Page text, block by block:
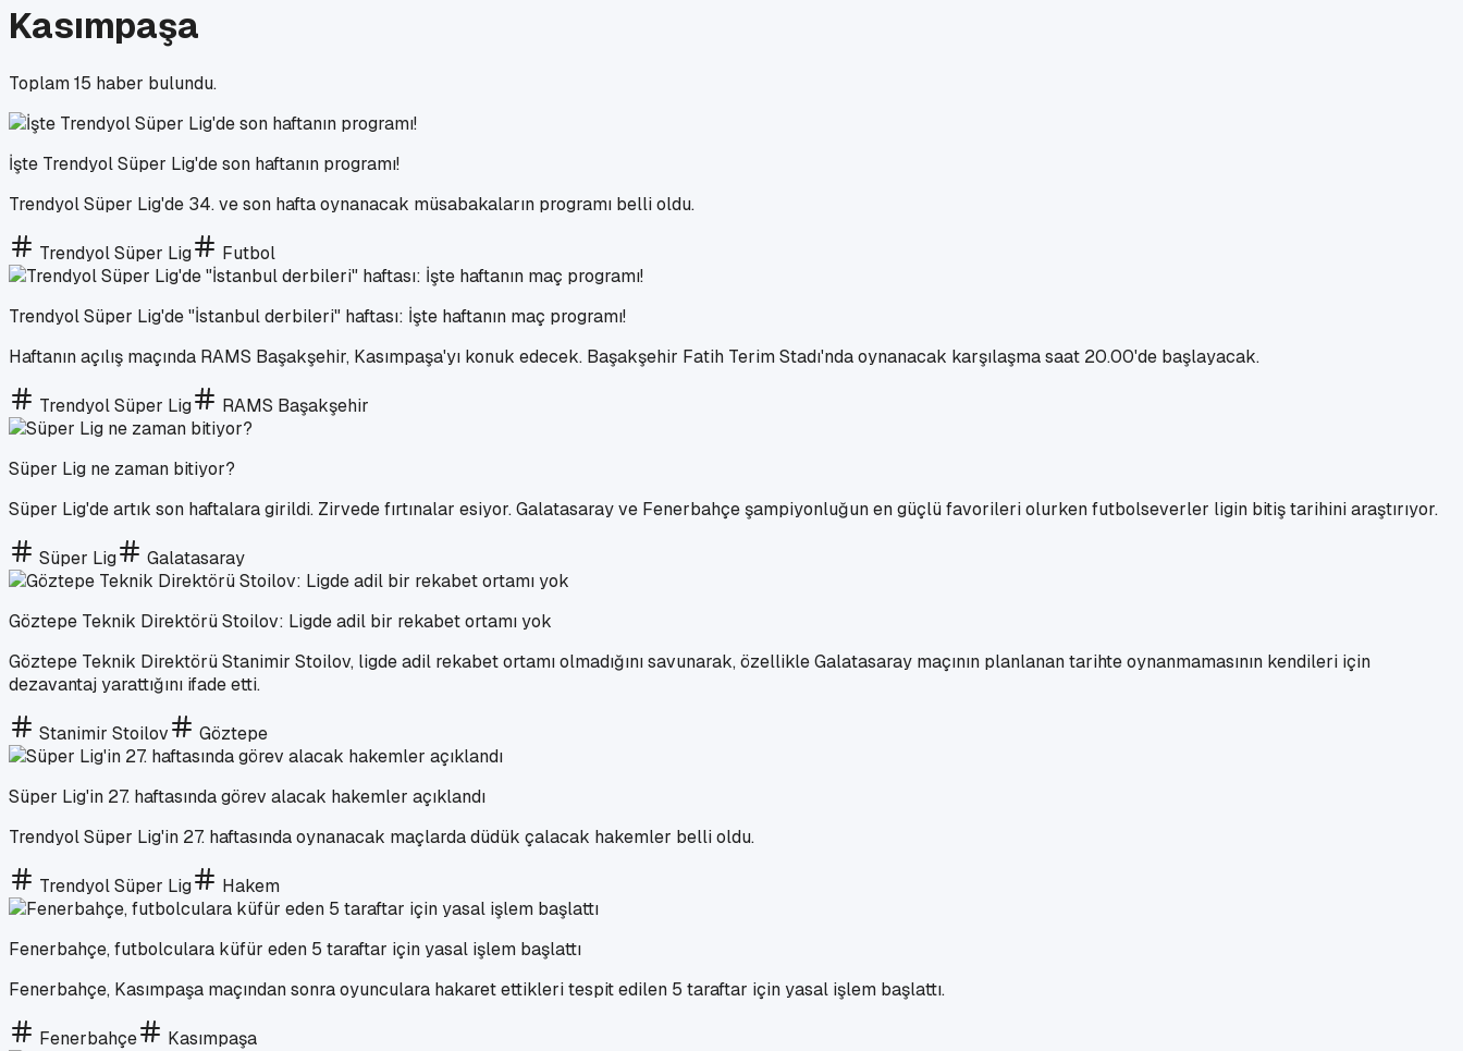
Kasımpaşa
Toplam15 haber bulundu.
İşte Trendyol Süper Lig'de son haftanın programı!
Trendyol Süper Lig'de 34. ve son hafta oynanacak müsabakaların programı belli oldu.
Trendyol Süper Lig Futbol
Trendyol Süper Lig'de "İstanbul derbileri" haftası: İşte haftanın maç programı!
Haftanın açılış maçında RAMS Başakşehir, Kasımpaşa'yı konuk edecek. Başakşehir Fatih Terim Stadı'nda oynanacak karşılaşma saat 20.00'de başlayacak.
Trendyol Süper Lig RAMS Başakşehir
Süper Lig ne zaman bitiyor?
Süper Lig'de artık son haftalara girildi. Zirvede fırtınalar esiyor. Galatasaray ve Fenerbahçe şampiyonluğun en güçlü favorileri olurken futbolseverler ligin bitiş tarihini araştırıyor.
Süper Lig Galatasaray
Göztepe Teknik Direktörü Stoilov: Ligde adil bir rekabet ortamı yok
Göztepe Teknik Direktörü Stanimir Stoilov, ligde adil rekabet ortamı olmadığını savunarak, özellikle Galatasaray maçının planlanan tarihte oynanmamasının kendileri için
dezavantaj yarattığını ifade etti.
Stanimir Stoilov Göztepe
Süper Lig'in 27. haftasında görev alacak hakemler açıklandı
Trendyol Süper Lig'in 27. haftasında oynanacak maçlarda düdük çalacak hakemler belli oldu.
Trendyol Süper Lig Hakem
Fenerbahçe, futbolculara küfür eden 5 taraftar için yasal işlem başlattı
Fenerbahçe, Kasımpaşa maçından sonra oyunculara hakaret ettikleri tespit edilen 5 taraftar için yasal işlem başlattı.
Fenerbahçe Kasımpaşa